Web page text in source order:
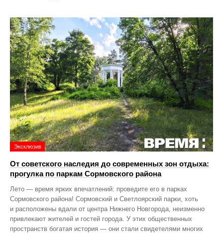
Эксклюзив
От советского наследия до современных зон отдыха:
прогулка по паркам Сормовского района
Лето — время ярких впечатлений: проведите его в парках
Сормовского района! Сормовский и Светлоярский парки, хоть
и расположены вдали от центра Нижнего Новгорода, неизменно
привлекают жителей и гостей города. У этих общественных
пространств богатая история — они стали свидетелями многих